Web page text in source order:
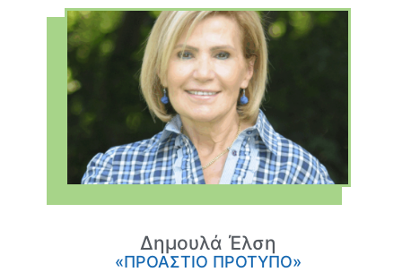
Δημουλά Έλση
«ΠΡΟΑΣΤΙΟ ΠΡΟΤΥΠΟ»